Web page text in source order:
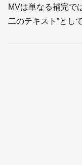
MVは単なる補完で
二のテキスト”とし